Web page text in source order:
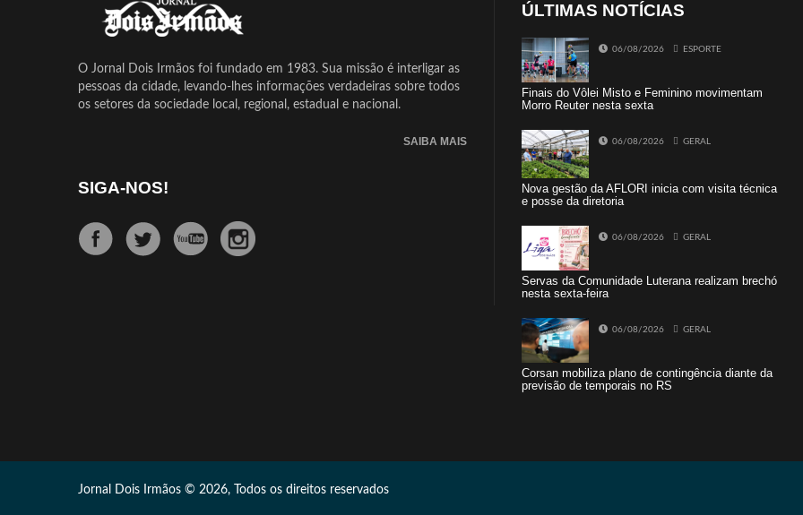
O Jornal Dois Irmãos foi fundado em 1983. Sua missão é interligar as
pessoas da cidade, levando-lhes informações verdadeiras sobre todos
os setores da sociedade local, regional, estadual e nacional.
SAIBA MAIS
SIGA-NOS!
ÚLTIMAS NOTÍCIAS
06/08/2026 ESPORTE
Finais do Vôlei Misto e Feminino movimentam
Morro Reuter nesta sexta
06/08/2026 GERAL
Nova gestão da AFLORI inicia com visita técnica
e posse da diretoria
06/08/2026 GERAL
Servas da Comunidade Luterana realizam brechó
nesta sexta-feira
06/08/2026 GERAL
Corsan mobiliza plano de contingência diante da
previsão de temporais no RS
Jornal Dois Irmãos © 2026, Todos os direitos reservados